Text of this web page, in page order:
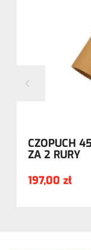
CZOPUCH
ZA 2 RURY
197,00 zł